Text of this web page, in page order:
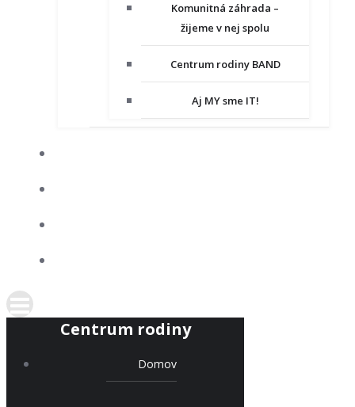
Komunitná záhrada –
žijeme v nej spolu
Centrum rodiny BAND
Aj MY sme IT!
Centrum rodiny
Domov